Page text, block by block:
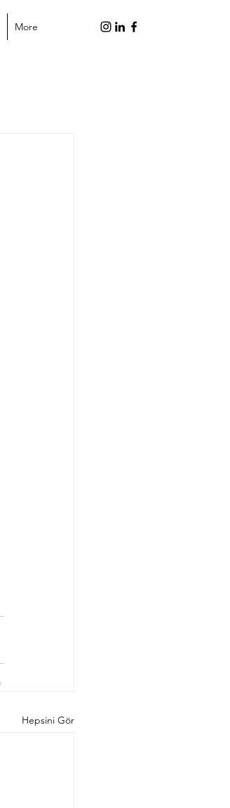
More
Hepsini Gör